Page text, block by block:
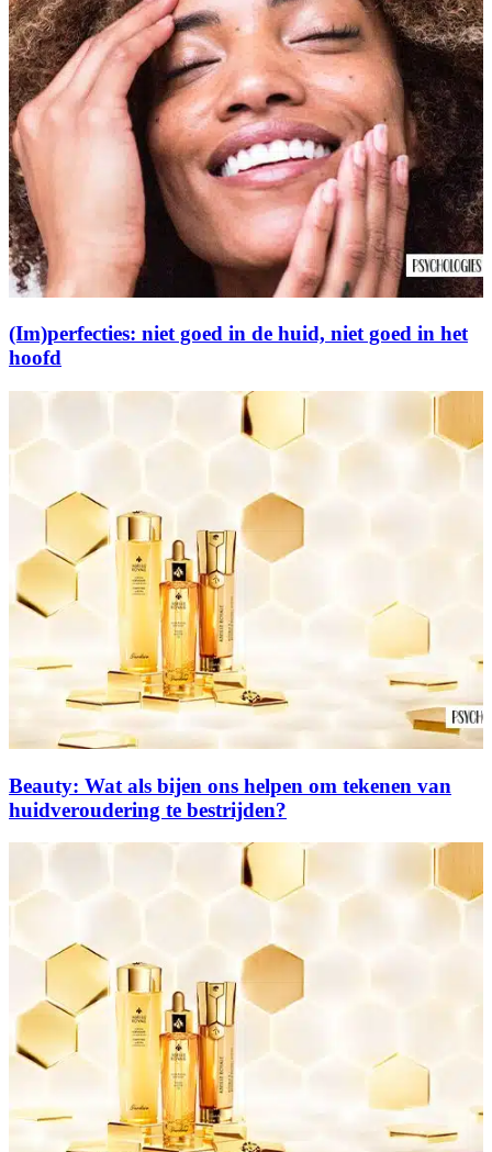
(Im)perfecties: niet goed in de huid, niet goed in het
hoofd
Beauty: Wat als bijen ons helpen om tekenen van
huidveroudering te bestrijden?